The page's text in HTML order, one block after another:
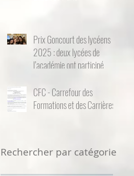
Prix Goncourt des lycéens
2025 : deux lycées de
l’académie ont participé
CFC - Carrefour des
Formations et des Carrières
Rechercher par catégorie